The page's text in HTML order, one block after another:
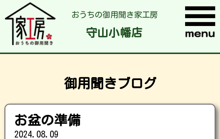
おうちの御用聞き家工房
守山小幡店
御用聞きブログ
お盆の準備
2024.08.09